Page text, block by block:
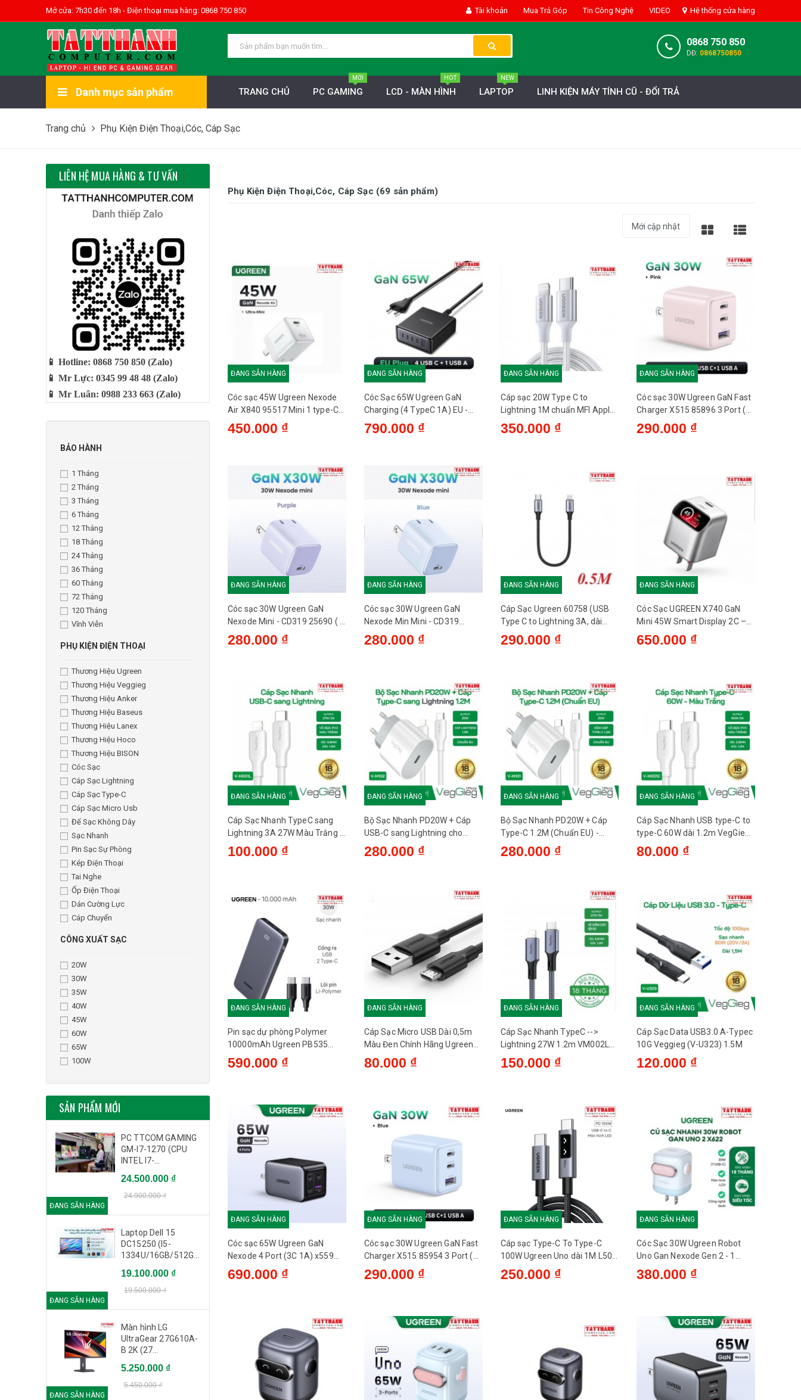
Mở cửa: 7h30 đến 18h - Điện thoại mua hàng: 0868 750 850 Tài khoản Mua Trả Góp Tin Công Nghệ VIDEO Hệ thống cửa hàng
0868 750 850
DĐ: 0868750850
Danh mục sản phẩm TRANG CHỦ PC GAMING
MỚI
LCD - MÀN HÌNH
HOT
LAPTOP
NEW
LINH KIỆN MÁY TÍNH CŨ - ĐỔI TRẢ
Trang chủ Phụ Kiện Điện Thoại,Cóc, Cáp Sạc
Phụ Kiện Điện Thoại,Cóc, Cáp Sạc (69 sản phẩm)
ĐANG SẴN HÀNG
Cóc sạc 45W Ugreen Nexode
Air X840 95517 Mini 1 type-C
hỗ trợ PD PPS QC
450.000 ₫
ĐANG SẴN HÀNG
Cóc Sạc 65W Ugreen GaN
Charging (4 TypeC 1A) EU -
X767 65195
790.000 ₫
ĐANG SẴN HÀNG
Cáp sạc 20W Type C to
Lightning 1M chuẩn MFI Apple
Ugreen US304 70523 - Bạc
350.000 ₫
ĐANG SẴN HÀNG
Cóc sạc 30W Ugreen GaN Fast
Charger X515 85896 3 Port (
US 2C 1A ) Hồng - US
290.000 ₫
ĐANG SẴN HÀNG
Cóc sạc 30W Ugreen GaN
Nexode Mini - CD319 25690 ( 1
C ) - Tím
280.000 ₫
ĐANG SẴN HÀNG
Cóc sạc 30W Ugreen GaN
Nexode Min Mini - CD319
25689 ( 1 C ) - Blue
280.000 ₫
ĐANG SẴN HÀNG
Cáp Sạc Ugreen 60758 (USB
Type C to Lightning 3A, dài
0.5m chuẩn MFI Apple)
290.000 ₫
ĐANG SẴN HÀNG
Cóc Sạc UGREEN X740 GaN
Mini 45W Smart Display 2C –
UGREEN 45099
650.000 ₫
ĐANG SẴN HÀNG
Cáp Sạc Nhanh TypeC sang
Lightning 3A 27W Màu Trắng -
VegGieg V-M001L
100.000 ₫
ĐANG SẴN HÀNG
Bộ Sạc Nhanh PD20W + Cáp
USB-C sang Lightning cho
iPhone 1.2M (Chuẩn EU) -
VegGieg V-M102
280.000 ₫
ĐANG SẴN HÀNG
Bộ Sạc Nhanh PD20W + Cáp
Type-C 1.2M (Chuẩn EU) -
VegGieg V-M101
280.000 ₫
ĐANG SẴN HÀNG
Cáp Sạc Nhanh USB type-C to
type-C 60W dài 1.2m VegGieg
V-M001C chính hãng
80.000 ₫
ĐANG SẴN HÀNG
Pin sạc dự phòng Polymer
10000mAh Ugreen PB535
55994 - Type C PD QC 3.0 30W
Mẫu mới
590.000 ₫
ĐANG SẴN HÀNG
Cáp Sạc Micro USB Dài 0,5m
Màu Đen Chính Hãng Ugreen
60135
80.000 ₫
ĐANG SẴN HÀNG
Cáp Sạc Nhanh TypeC -->
Lightning 27W 1.2m VM002L
Veggieg
150.000 ₫
ĐANG SẴN HÀNG
Cáp Sạc Data USB3.0 A-Typec
10G Veggieg (V-U323) 1.5M
120.000 ₫
ĐANG SẴN HÀNG
Cóc sạc 65W Ugreen GaN
Nexode 4 Port (3C 1A) x559
35531 US
690.000 ₫
ĐANG SẴN HÀNG
Cóc sạc 30W Ugreen GaN Fast
Charger X515 85954 3 Port (
US 2C 1A ) Xanh - US
290.000 ₫
ĐANG SẴN HÀNG
Cáp sạc Type-C To Type-C
100W Ugreen Uno dài 1M L509
35501
250.000 ₫
ĐANG SẴN HÀNG
Cóc Sạc 30W Ugreen Robot
Uno Gan Nexode Gen 2 - 1
Type-C - X622 45006
380.000 ₫
LIÊN HỆ MUA HÀNG & TƯ VẤN
📱 Hotline: 0868 750 850 (Zalo)
📱 Mr Lực: 0345 99 48 48 (Zalo)
📱 Mr Luân: 0988 233 663 (Zalo)
BẢO HÀNH
1 Tháng
2 Tháng
3 Tháng
6 Tháng
12 Tháng
18 Tháng
24 Tháng
36 Tháng
60 Tháng
72 Tháng
120 Tháng
Vĩnh Viễn
PHỤ KIỆN ĐIỆN THOẠI
Thương Hiệu Ugreen
Thương Hiệu Veggieg
Thương Hiệu Anker
Thương Hiệu Baseus
Thương Hiệu Lanex
Thương Hiệu Hoco
Thương Hiệu BISON
Cóc Sạc
Cáp Sạc Lightning
Cáp Sạc Type-C
Cáp Sạc Micro Usb
Đế Sạc Không Dây
Sạc Nhanh
Pin Sạc Sự Phòng
Kép Điện Thoại
Tai Nghe
Ốp Điện Thoại
Dán Cường Lực
Cáp Chuyển
CÔNG XUẤT SẠC
20W
30W
35W
40W
45W
60W
65W
100W
SẢN PHẨM MỚI
ĐANG SẴN HÀNG
PC TTCOM GAMING
GM-I7-1270 (CPU
INTEL I7-
32GB/SSD
500GB/RTX 3060
24.500.000 ₫
24.900.000 ₫
ĐANG SẴN HÀNG
Laptop Dell 15
DC15250 (I5-
1334U/16GB/512GB
ỨNG/WIN11/ĐEN) -
Nhập Khẩu Dell
19.100.000 ₫
19.500.000 ₫
ĐANG SẴN HÀNG
Màn hình LG
UltraGear 27G610A-
B 2K (27
5.250.000 ₫
5.450.000 ₫